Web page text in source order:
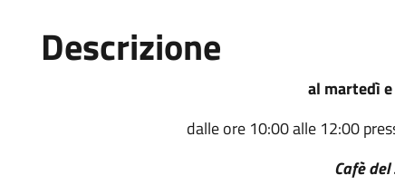
Descrizione
al martedì
dalle ore 10:00 alle 12:00
Cafè del